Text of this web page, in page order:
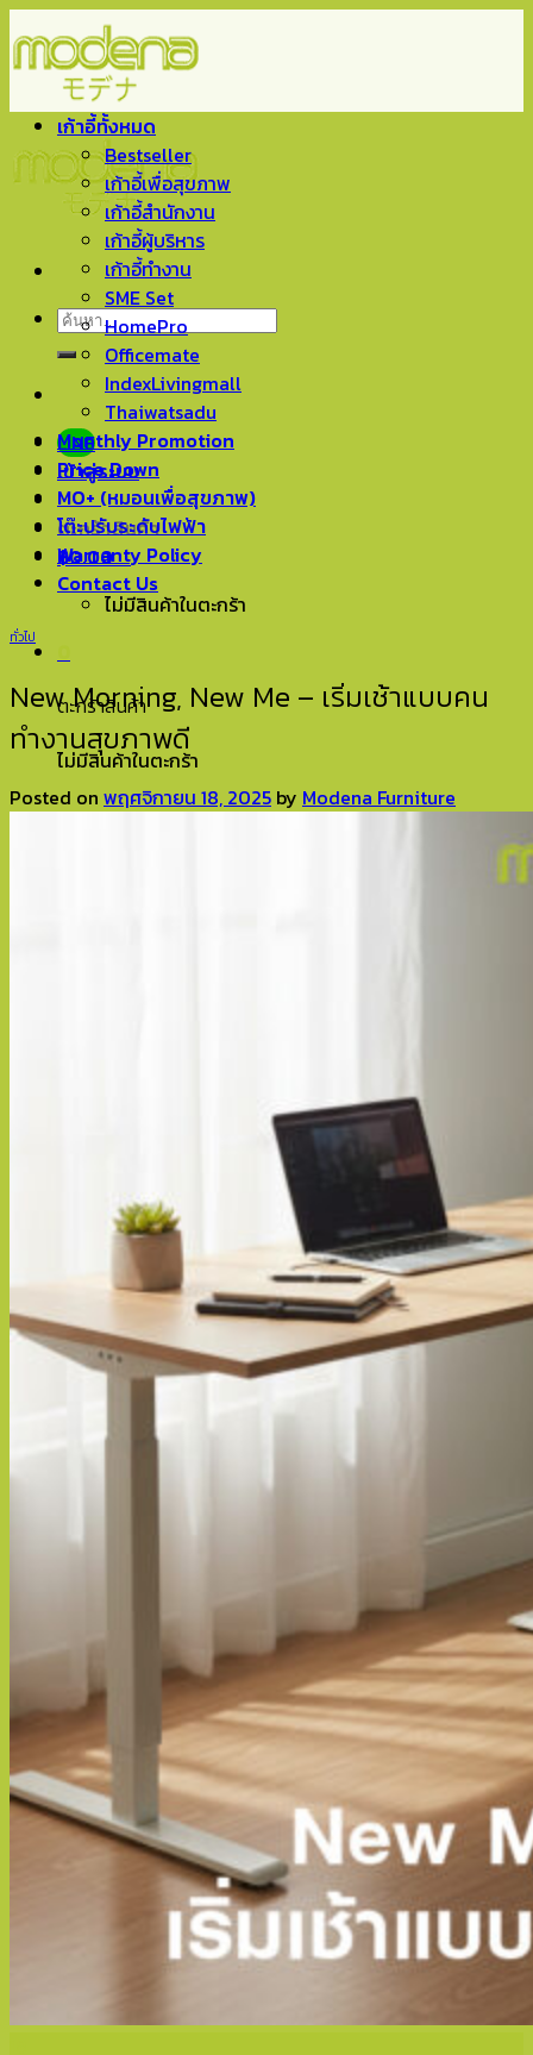
to
content
ค้นหา:
LINE
เข้าสู่ระบบ
ตะกร้าสินค้า
฿0.000
ไม่มีสินค้าในตะกร้า
ตะกร้าสินค้า
ไม่มีสินค้าในตะกร้า
เก้าอี้ทั้งหมด
Bestseller
เก้าอี้เพื่อสุขภาพ
เก้าอี้สำนักงาน
เก้าอี้ผู้บริหาร
เก้าอี้ทำงาน
SME Set
HomePro
Officemate
IndexLivingmall
Thaiwatsadu
Monthly Promotion
Price Down
MO+ (หมอนเพื่อสุขภาพ)
โต๊ะปรับระดับไฟฟ้า
Warranty Policy
Contact Us
ทั่วไป
New Morning, New Me – เริ่มเช้าแบบคน
ทำงานสุขภาพดี
Posted on พฤศจิกายน 18, 2025 by Modena Furniture